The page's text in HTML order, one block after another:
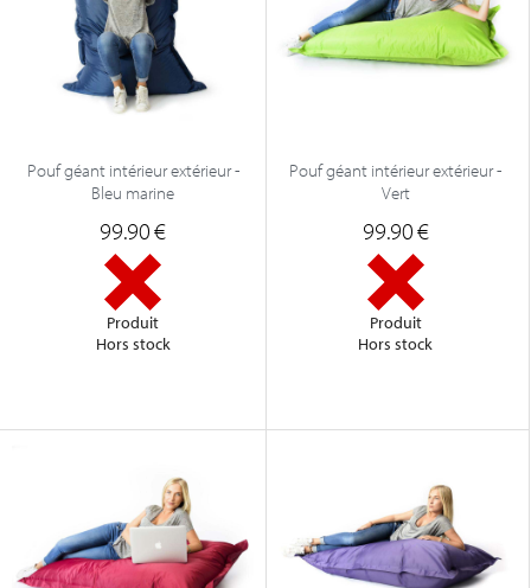
Pouf géant intérieur extérieur -
Bleu marine
99.90€
Produit
Hors stock
Pouf géant intérieur extérieur -
Vert
99.90€
Produit
Hors stock